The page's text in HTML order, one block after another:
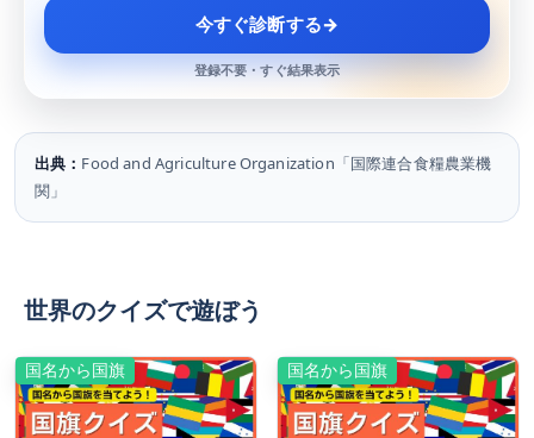
今すぐ診断する→
登録不要・すぐ結果表示
出典： Food and Agriculture Organization「国際連合食糧農業機
関」
世界のクイズで遊ぼう
国名から国旗 国名から国旗